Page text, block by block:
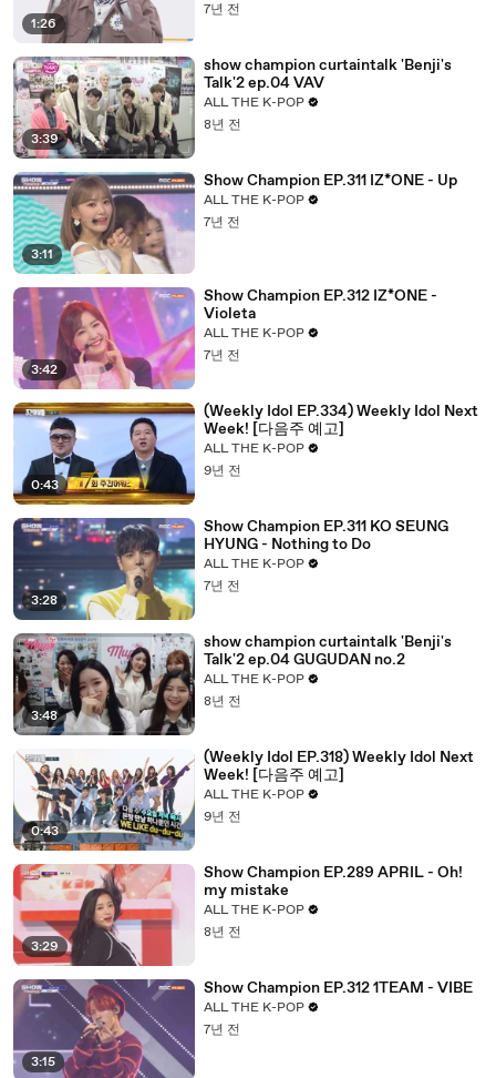
1:26
7년 전
3:39
show champion curtaintalk 'Benji's
Talk'2 ep.04 VAV
ALL THE K-POP
8년 전
3:11
Show Champion EP.311 IZ*ONE - Up
ALL THE K-POP
7년 전
3:42
Show Champion EP.312 IZ*ONE -
Violeta
ALL THE K-POP
7년 전
0:43
(Weekly Idol EP.334) Weekly Idol Next
Week! [다음주 예고]
ALL THE K-POP
9년 전
3:28
Show Champion EP.311 KO SEUNG
HYUNG - Nothing to Do
ALL THE K-POP
7년 전
3:48
show champion curtaintalk 'Benji's
Talk'2 ep.04 GUGUDAN no.2
ALL THE K-POP
8년 전
0:43
(Weekly Idol EP.318) Weekly Idol Next
Week! [다음주 예고]
ALL THE K-POP
9년 전
3:29
Show Champion EP.289 APRIL - Oh!
my mistake
ALL THE K-POP
8년 전
3:15
Show Champion EP.312 1TEAM - VIBE
ALL THE K-POP
7년 전